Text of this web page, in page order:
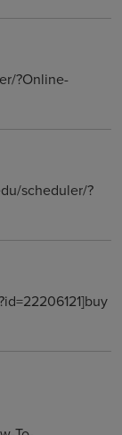
?Online-
scheduler/?